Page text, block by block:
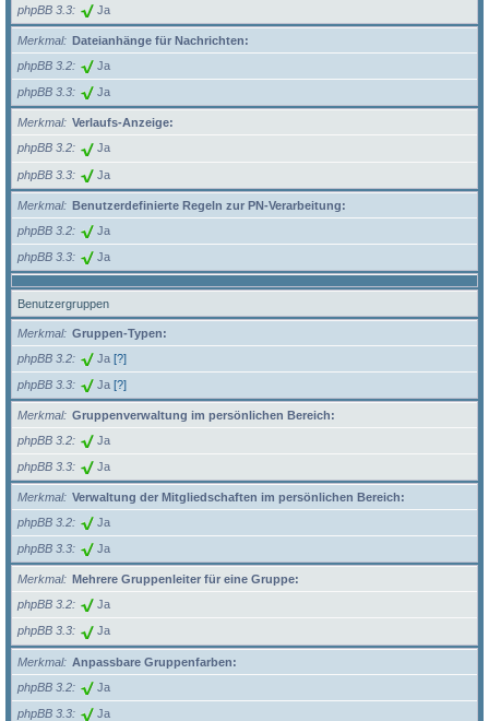
phpBB 3.3 Ja
Merkmal
Dateianhänge für Nachrichten:
phpBB 3.2
Ja
phpBB 3.3 Ja
Merkmal
Verlaufs-Anzeige:
phpBB 3.2
Ja
phpBB 3.3 Ja
Merkmal
Benutzerdefinierte Regeln zur PN-Verarbeitung:
phpBB 3.2
Ja
phpBB 3.3 Ja
Benutzergruppen
Merkmal
Gruppen-Typen:
phpBB 3.2
Ja [?]
phpBB 3.3 Ja [?]
Merkmal
Gruppenverwaltung im persönlichen Bereich:
phpBB 3.2
Ja
phpBB 3.3 Ja
Merkmal
Verwaltung der Mitgliedschaften im persönlichen Bereich:
phpBB 3.2
Ja
phpBB 3.3 Ja
Merkmal
Mehrere Gruppenleiter für eine Gruppe:
phpBB 3.2
Ja
phpBB 3.3 Ja
Merkmal
Anpassbare Gruppenfarben:
phpBB 3.2
Ja
phpBB 3.3 Ja